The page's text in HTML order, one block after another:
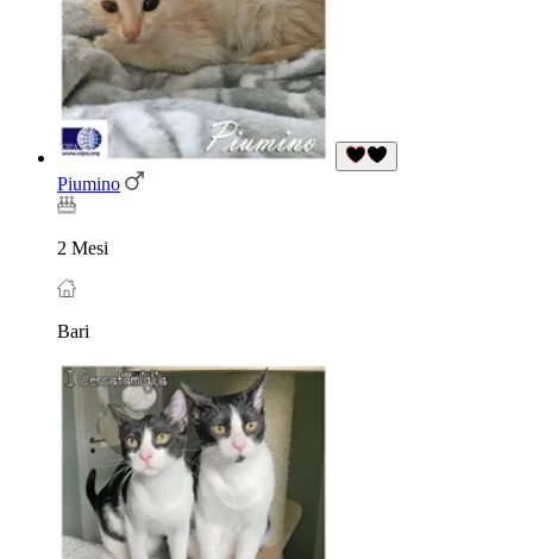
Piumino
2 Mesi
Bari